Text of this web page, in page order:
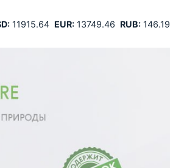
11915.64 EUR:13749.46 RUB:146.19